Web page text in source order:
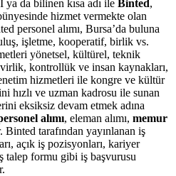
da bilinen kısa adı ile Binted,
hizmet vermekte olan
personel alımı, Bursa’da buluna
işletme, kooperatif, birlik vs.
yönetsel, kültürel, teknik
kontrollük ve insan kaynakları,
hizmetleri ile kongre ve kültür
hızlı ve uzman kadrosu ile sunan
eksiksiz devam etmek adına
alımı, eleman alımı, memur
Binted tarafından yayınlanan iş
açık iş pozisyonları, kariyer
talep formu gibi iş başvurusu